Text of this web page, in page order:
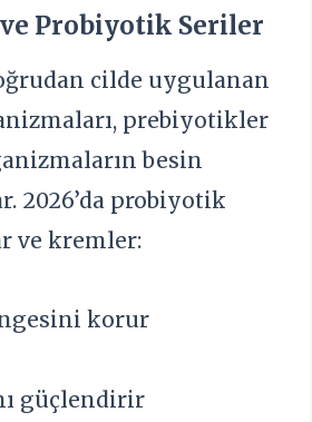
Probiyotik Seriler
cilde uygulanan
prebiyotikler
besin
2026’da probiyotik
ve kremler:
korur
güçlendirir